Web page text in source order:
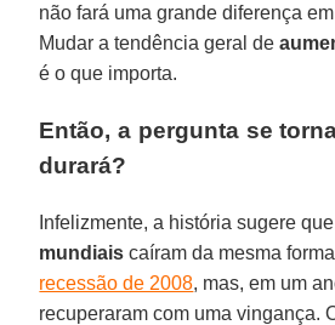
não fará uma grande diferença
Mudar a tendência geral de
é o que importa.
Então, a pergunta se
durará?
Infelizmente, a história sugere
mundiais caíram da mesma
recessão de 2008, mas, em um
recuperaram com uma vingança.